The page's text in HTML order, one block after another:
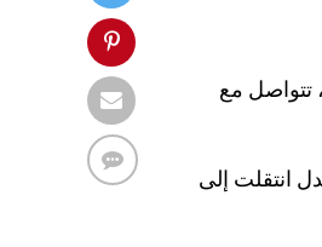
تتواصل مع
انتقلت إلى